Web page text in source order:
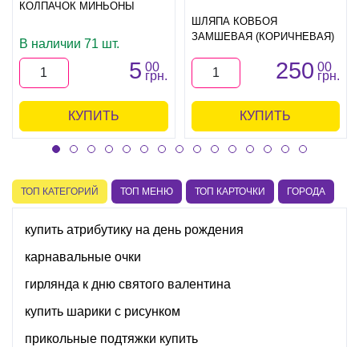
КОЛПАЧОК МИНЬОНЫ
В наличии 71 шт.
5 00
грн.
КУПИТЬ
ШЛЯПА КОВБОЯ
ЗАМШЕВАЯ (КОРИЧНЕВАЯ)
250 00
грн.
КУПИТЬ
ТОП КАТЕГОРИЙ ТОП МЕНЮ ТОП КАРТОЧКИ ГОРОДА
купить атрибутику на день рождения
карнавальные очки
гирлянда к дню святого валентина
купить шарики с рисунком
прикольные подтяжки купить